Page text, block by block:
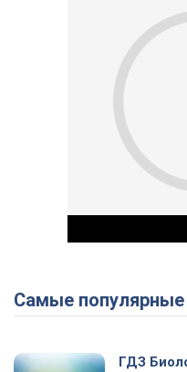
Самые популярные
ГДЗ